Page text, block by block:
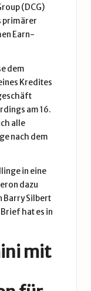
(DCG)
primärer
Earn-
dem
Kredites
am 16.
alle
nach dem
in eine
dazu
Barry Silbert
hat es in
mit